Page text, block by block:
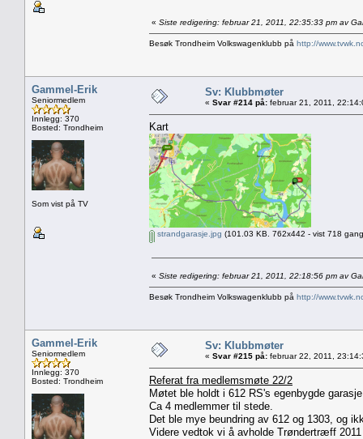
« Siste redigering: februar 21, 2011, 22:35:33 pm av
Besøk Trondheim Volkswagenklubb på http://
Gammel-Erik
Seniormedlem
Innlegg: 370
Bosted: Trondheim
Som vist på TV
Sv: Klubbmøter
« Svar #214 på: februar 21, 2011,
Kart
strandgarasje.jpg (101.03 KB. 762x442 - vist 718
« Siste redigering: februar 21, 2011, 22:18:56 pm av
Besøk Trondheim Volkswagenklubb på http://
Gammel-Erik
Seniormedlem
Innlegg: 370
Bosted: Trondheim
Sv: Klubbmøter
« Svar #215 på: februar 22, 2011,
Referat fra medlemsmøte 22/2
Møtet ble holdt i 612 RS's egenbygde
Ca 4 medlemmer til stede.
Det ble mye beundring av 612 og 1303, og
Videre vedtok vi å avholde Trøndertræff